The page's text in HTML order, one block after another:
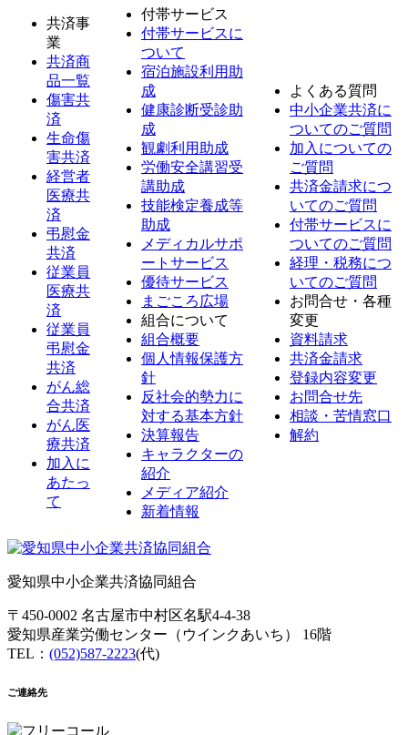
共済事
業
共済商
品一覧
傷害共
済
生命傷
害共済
経営者
医療共
済
弔慰金
共済
従業員
医療共
済
従業員
弔慰金
共済
がん総
合共済
がん医
療共済
加入に
あたっ
て
付帯サービス
付帯サービスに
ついて
宿泊施設利用助
成
健康診断受診助
成
観劇利用助成
労働安全講習受
講助成
技能検定養成等
助成
メディカルサポ
ートサービス
優待サービス
まごころ広場
組合について
組合概要
個人情報保護方
針
反社会的勢力に
対する基本方針
決算報告
キャラクターの
紹介
メディア紹介
新着情報
よくある質問
中小企業共済に
ついてのご質問
加入についての
ご質問
共済金請求につ
いてのご質問
付帯サービスに
ついてのご質問
経理・税務につ
いてのご質問
お問合せ・各種
変更
資料請求
共済金請求
登録内容変更
お問合せ先
相談・苦情窓口
解約
愛知県中小企業共済協同組合
〒450-0002 名古屋市中村区名駅4-4-38
愛知県産業労働センター（ウインクあいち） 16階
TEL： (052)587-2223(代)
ご連絡先